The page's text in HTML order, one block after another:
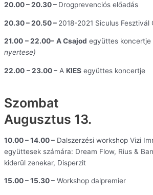
20.00 – 20.30 – Drogprevenciós előadás
20.30 – 20.50 – 2018-2021 Siculus Fesztivál
21.00 – 22.00– A Csajod együttes koncertje
nyertese)
22.00 – 23.00 – A KIES együttes koncertje
Szombat
Augusztus 13.
10.00 – 14.00 – Dalszerzési workshop Vizi
együttesek számára: Dream Flow, Rius &
kiderül zenekar, Disperzit
15.00 – 15.30 – Workshop dalpremier